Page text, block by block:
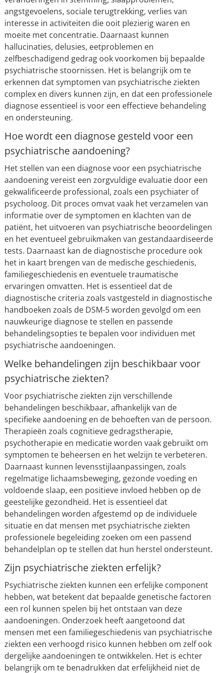
angstgevoelens, sociale terugtrekking, verlies van
interesse in activiteiten die ooit plezierig waren en
moeite met concentratie. Daarnaast kunnen
hallucinaties, delusies, eetproblemen en
zelfbeschadigend gedrag ook voorkomen bij bepaalde
psychiatrische stoornissen. Het is belangrijk om te
erkennen dat symptomen van psychiatrische ziekten
complex en divers kunnen zijn, en dat een professionele
diagnose essentieel is voor een effectieve behandeling
en ondersteuning.
Hoe wordt een diagnose gesteld voor een
psychiatrische aandoening?
Het stellen van een diagnose voor een psychiatrische
aandoening vereist een zorgvuldige evaluatie door een
gekwalificeerde professional, zoals een psychiater of
psycholoog. Dit proces omvat vaak het verzamelen van
informatie over de symptomen en klachten van de
patiënt, het uitvoeren van psychiatrische beoordelingen
en het eventueel gebruikmaken van gestandaardiseerde
tests. Daarnaast kan de diagnostische procedure ook
het in kaart brengen van de medische geschiedenis,
familiegeschiedenis en eventuele traumatische
ervaringen omvatten. Het is essentieel dat de
diagnostische criteria zoals vastgesteld in diagnostische
handboeken zoals de DSM-5 worden gevolgd om een
nauwkeurige diagnose te stellen en passende
behandelingsopties te bepalen voor individuen met
psychiatrische aandoeningen.
Welke behandelingen zijn beschikbaar voor
psychiatrische ziekten?
Voor psychiatrische ziekten zijn verschillende
behandelingen beschikbaar, afhankelijk van de
specifieke aandoening en de behoeften van de persoon.
Therapieën zoals cognitieve gedragstherapie,
psychotherapie en medicatie worden vaak gebruikt om
symptomen te beheersen en het welzijn te verbeteren.
Daarnaast kunnen levensstijlaanpassingen, zoals
regelmatige lichaamsbeweging, gezonde voeding en
voldoende slaap, een positieve invloed hebben op de
geestelijke gezondheid. Het is essentieel dat
behandelingen worden afgestemd op de individuele
situatie en dat mensen met psychiatrische ziekten
professionele begeleiding zoeken om een passend
behandelplan op te stellen dat hun herstel ondersteunt.
Zijn psychiatrische ziekten erfelijk?
Psychiatrische ziekten kunnen een erfelijke component
hebben, wat betekent dat bepaalde genetische factoren
een rol kunnen spelen bij het ontstaan van deze
aandoeningen. Onderzoek heeft aangetoond dat
mensen met een familiegeschiedenis van psychiatrische
ziekten een verhoogd risico kunnen hebben om zelf ook
dergelijke aandoeningen te ontwikkelen. Het is echter
belangrijk om te benadrukken dat erfelijkheid niet de